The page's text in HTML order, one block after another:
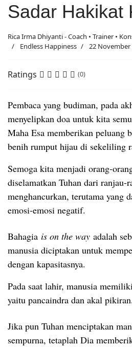
Sadar Hakikat
Rica Irma Dhiyanti - Coach • Trainer •
Endless Happiness
22 November
Ratings (0)
Pembaca yang budiman, pada
menyelipkan doa untuk kita
Maha Esa memberikan peluang
benih rumput hijau di sekeliling
Semoga kita menjadi orang-
diselamatkan Tuhan dari ranjau-
menghancurkan, terutama yang
emosi-emosi negatif.
Bahagia is on the way adalah
manusia diciptakan untuk
dengan kapasitasnya.
Pada saat lahir, manusia
yaitu pancaindra dan akal pikiran.
Jika pun Tuhan menciptakan
sempurna, tetaplah Dia